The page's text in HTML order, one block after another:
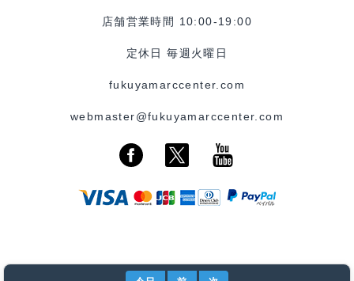
店舗営業時間 10:00-19:00
定休日 毎週火曜日
fukuyamarccenter.com
webmaster@fukuyamarccenter.com